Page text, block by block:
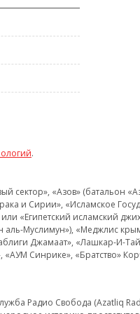
.
«Азов» (батальон
и Сирии», «Исламское
«Египетский исламский
Муслимун»), «Меджлис
Джамаат», «Лашкар-И-
Синрике», «Братство»
Радио Свобода (Azatliq